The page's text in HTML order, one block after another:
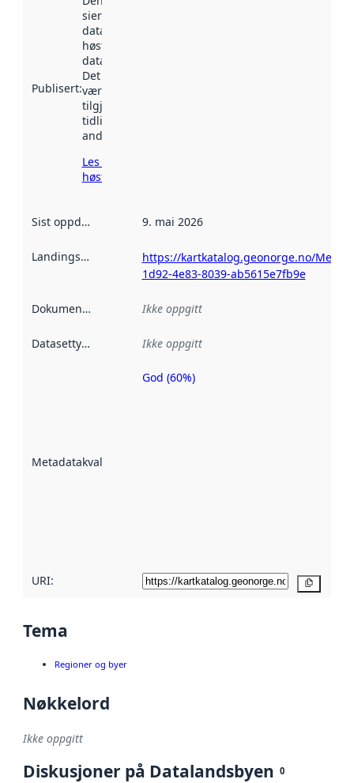
Publisert:
sier når
datasettet ble
høstet av
data.norge.no.
Det kan ha
vært
tilgjengelig
tidligere
andre steder.
Les mer om
høsting her
Sist oppdatert 9. mai 2026
Landingsside
https://kartkatalog.geonorge.no/
1d92-4e83-8039-ab5615e7fb9e
Dokumentasjon Ikke oppgitt
Datasettype Ikke oppgitt
Metadatakvalitet
Metadatakvalitet
God (60%)
URI:
Tema
Regioner og byer
Nøkkelord
Ikke oppgitt
Diskusjoner på Datalandsbyen 0